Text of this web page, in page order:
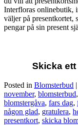
Interfloras onlinebutik,
väljer på presentkortet,
pengar på sin present
Skicka
Posted in Blomsterbud |
november, blomsterbud,
blomstergåva, fars dag,
någon glad, gratulera,
presentkort, skicka